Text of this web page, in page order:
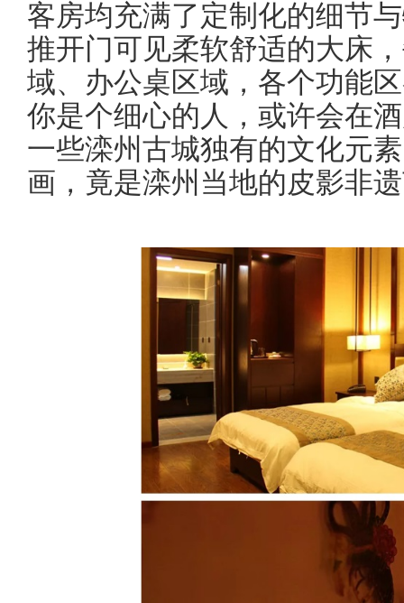
客房均充满了定制化的细节
推开门可见柔软舒适的大床
域、办公桌区域，各个功能
你是个细心的人，或许会在
一些滦州古城独有的文化元
画，竟是滦州当地的皮影非